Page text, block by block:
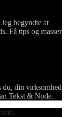
begyndte at
Få tips og masser
din virksomhed
Tekst & Node.